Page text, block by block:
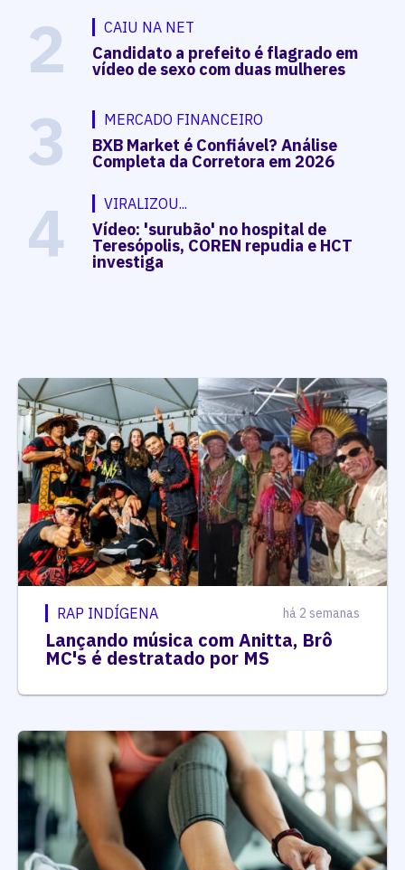
2 CAIU NA NET
Candidato a prefeito é flagrado em
vídeo de sexo com duas mulheres
3 MERCADO FINANCEIRO
BXB Market é Confiável? Análise
Completa da Corretora em 2026
4 VIRALIZOU...
Vídeo: 'surubão' no hospital de
Teresópolis, COREN repudia e HCT
investiga
RAP INDÍGENA há 2 semanas
Lançando música com Anitta, Brô
MC's é destratado por MS